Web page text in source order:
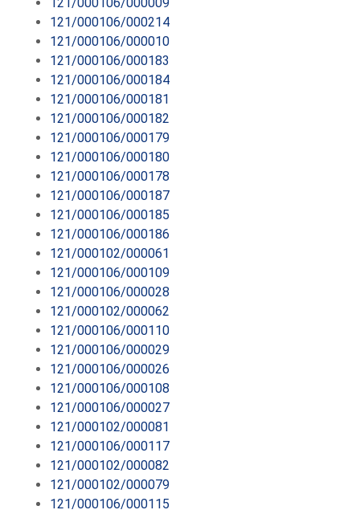
121/000106/000214
121/000106/000010
121/000106/000183
121/000106/000184
121/000106/000181
121/000106/000182
121/000106/000179
121/000106/000180
121/000106/000178
121/000106/000187
121/000106/000185
121/000106/000186
121/000102/000061
121/000106/000109
121/000106/000028
121/000102/000062
121/000106/000110
121/000106/000029
121/000106/000026
121/000106/000108
121/000106/000027
121/000102/000081
121/000106/000117
121/000102/000082
121/000102/000079
121/000106/000115